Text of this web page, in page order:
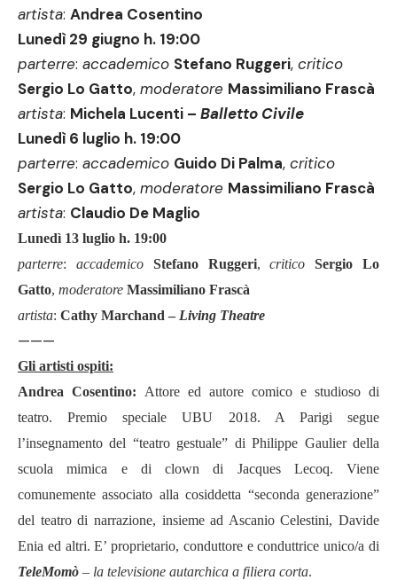
artista: Andrea Cosentino
Lunedì 29 giugno h. 19:00
parterre: accademico Stefano Ruggeri, critico
Sergio Lo Gatto, moderatore Massimiliano Frascà
artista: Michela Lucenti – Balletto Civile
Lunedì 6 luglio h. 19:00
parterre: accademico Guido Di Palma, critico
Sergio Lo Gatto, moderatore Massimiliano Frascà
artista: Claudio De Maglio
Lunedì 13 luglio h. 19:00
parterre: accademico Stefano Ruggeri,critico
Sergio Lo
Gatto, moderatore Massimiliano Frascà
artista: Cathy Marchand – Living Theatre
———
Gli artisti ospiti:
Andrea Cosentino: Attore ed autore comico e studioso di
teatro. Premio speciale UBU 2018. A Parigi segue
l’insegnamento del “teatro gestuale” di Philippe Gaulier della
scuola mimica e di clown di Jacques Lecoq. Viene
comunemente associato alla cosiddetta “seconda generazione”
del teatro di narrazione, insieme ad Ascanio Celestini, Davide
Enia ed altri. E’proprietario, conduttore e conduttrice unico/a di
TeleMomò – la televisione autarchica a filiera corta.